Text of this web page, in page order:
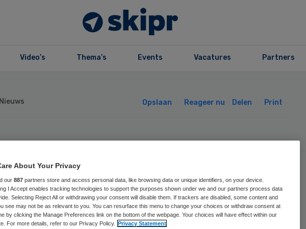
Video’s Thema’s Events Vacatures Partners
Nieuws Opslaan Reageer nu Delen Print
mag De
overnemen
About Your Privacy
our 887 partners store and access personal data, like browsing data or unique identifiers, on your device.
I Accept enables tracking technologies to support the purposes shown under we and our partners process data
Selecting Reject All or withdrawing your consent will disable them. If trackers are disabled, some content and
see may not be as relevant to you. You can resurface this menu to change your choices or withdraw consent at
by clicking the Manage Preferences link on the bottom of the webpage. Your choices will have effect within our
For more details, refer to our Privacy Policy. Privacy Statement